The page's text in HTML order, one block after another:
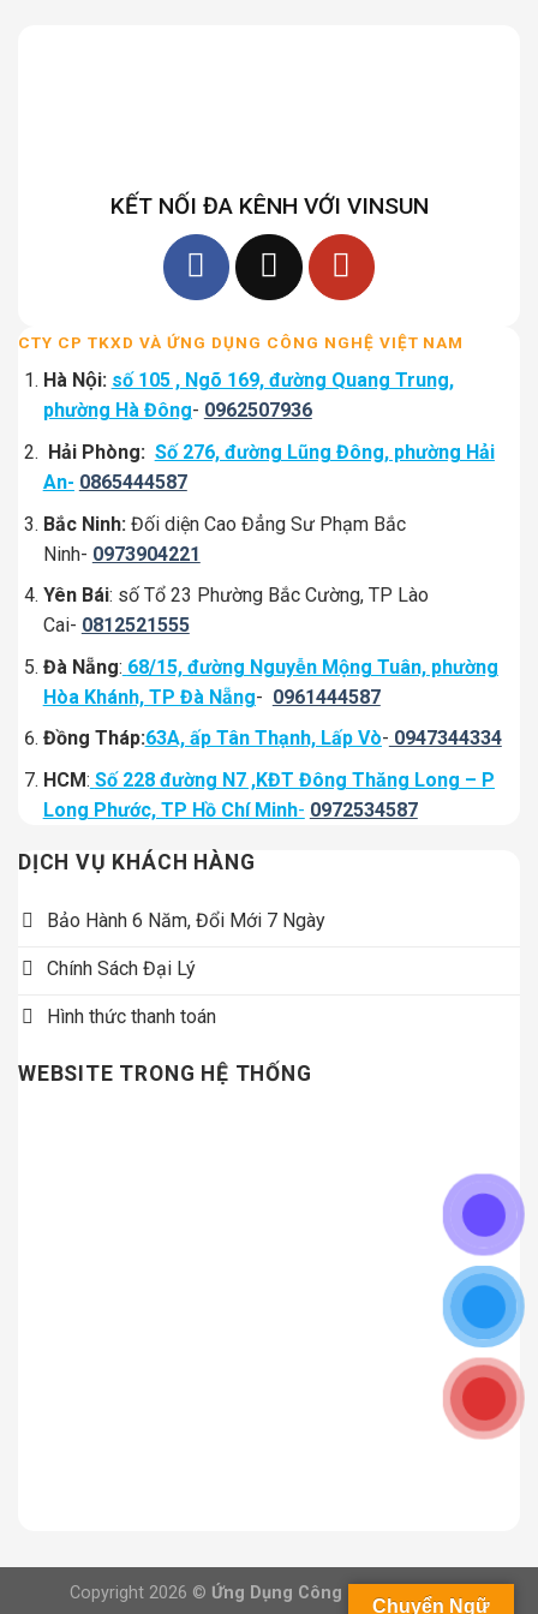
KẾT NỐI ĐA KÊNH VỚI VINSUN
CTY CP TKXD VÀ ỨNG DỤNG CÔNG NGHỆ VIỆT NAM
Hà Nội: số 105 , Ngõ 169, đường Quang Trung,
phường Hà Đông- 0962507936
Hải Phòng: Số 276, đường Lũng Đông, phường Hải
An- 0865444587
Bắc Ninh: Đối diện Cao Đẳng Sư Phạm Bắc
Ninh- 0973904221
Yên Bái: số Tổ 23 Phường Bắc Cường, TP Lào
Cai- 0812521555
Đà Nẵng: 68/15, đường Nguyễn Mộng Tuân, phường
Hòa Khánh, TP Đà Nẵng- 0961444587
Đồng Tháp:63A, ấp Tân Thạnh, Lấp Vò- 0947344334
HCM: Số 228 đường N7 ,KĐT Đông Thăng Long – P
Long Phước, TP Hồ Chí Minh- 0972534587
DỊCH VỤ KHÁCH HÀNG
Bảo Hành 6 Năm, Đổi Mới 7 Ngày
Chính Sách Đại Lý
Hình thức thanh toán
WEBSITE TRONG HỆ THỐNG
Copyright 2026 © Ứng Dụng Công Nghệ Việt Nam
Chuyển Ngữ